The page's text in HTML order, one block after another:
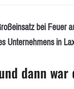
bei Feuer
Unternehmens in
dann war